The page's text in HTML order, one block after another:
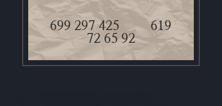
699 297 425619
72 65 92